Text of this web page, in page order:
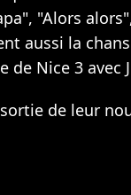
"Alors
aussi la
de Nice 3 avec
de leur